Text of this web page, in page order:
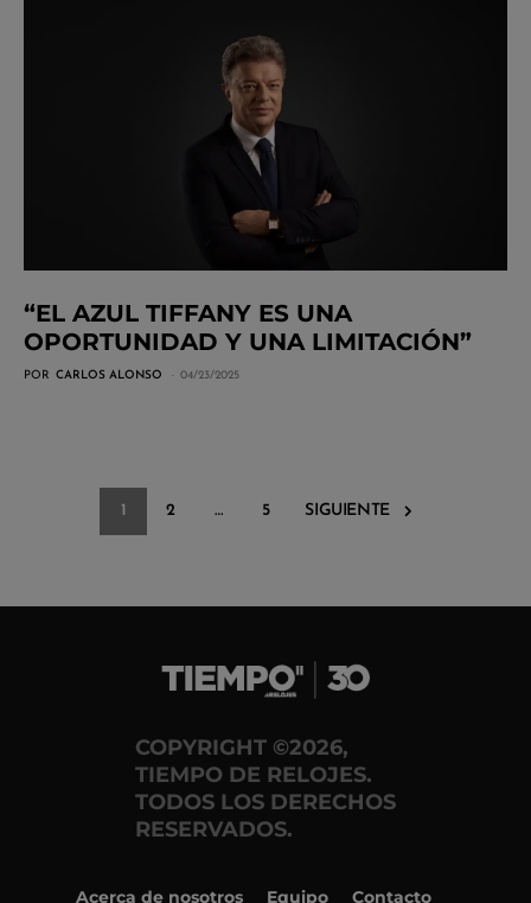
“EL AZUL TIFFANY ES UNA
OPORTUNIDAD Y UNA LIMITACIÓN”
POR CARLOS ALONSO 04/23/2025
1 2 … 5 SIGUIENTE
COPYRIGHT ©2026,
TIEMPO DE RELOJES.
TODOS LOS DERECHOS
RESERVADOS.
Acerca de nosotros Equipo Contacto